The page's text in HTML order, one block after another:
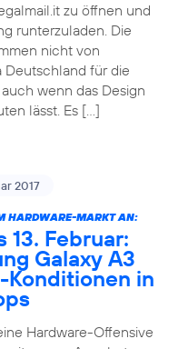
zu öffnen und
runterzuladen. Die
nicht von
Deutschland für die
wenn das Design
lässt. Es […]
2017
HARDWARE-MARKT AN:
13. Februar:
Galaxy A3
Konditionen in
Hardware-Offensive